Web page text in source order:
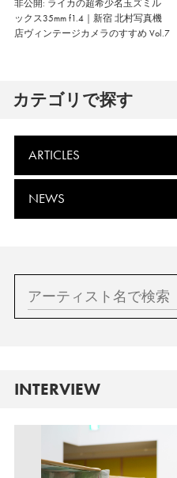
非公開: ライカの超希少名玉ズミル
ックス35mm f1.4｜新宿 北村写真機
店ヴィンテージカメラのすすめ Vol.7
カテゴリで探す
ARTICLES
NEWS
INTERVIEW